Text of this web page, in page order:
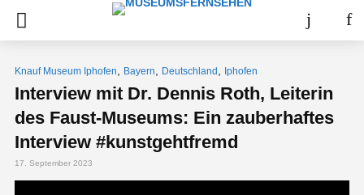
Knauf Museum Iphofen Bayern Deutschland Iphofen
Interview mit Dr. Dennis Roth, Leiterin
des Faust-Museums: Ein zauberhaftes
Interview #kunstgehtfremd
17. September 2023